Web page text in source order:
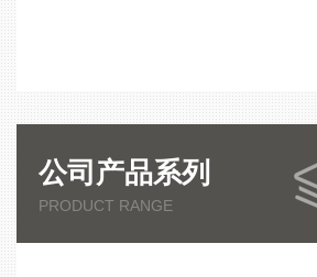
公司产品系列
PRODUCT RANGE